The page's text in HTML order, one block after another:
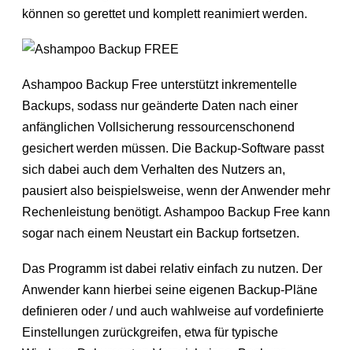
können so gerettet und komplett reanimiert werden.
Ashampoo Backup Free unterstützt inkrementelle
Backups, sodass nur geänderte Daten nach einer
anfänglichen Vollsicherung ressourcenschonend
gesichert werden müssen. Die Backup-Software passt
sich dabei auch dem Verhalten des Nutzers an,
pausiert also beispielsweise, wenn der Anwender mehr
Rechenleistung benötigt. Ashampoo Backup Free kann
sogar nach einem Neustart ein Backup fortsetzen.
Das Programm ist dabei relativ einfach zu nutzen. Der
Anwender kann hierbei seine eigenen Backup-Pläne
definieren oder / und auch wahlweise auf vordefinierte
Einstellungen zurückgreifen, etwa für typische